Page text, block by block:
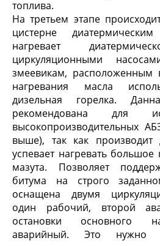
топлива.
На третьем этапе
цистерне
нагревает
циркуляционными
змеевикам, расположенным
нагревания масла
дизельная горелка.
рекомендована для
высокопроизводительных
выше), так как производит
успевает нагревать большое
мазута. Позволяет
битума на строго
оснащена двумя
один рабочий, второй
остановки основного
аварийный. Это нужно